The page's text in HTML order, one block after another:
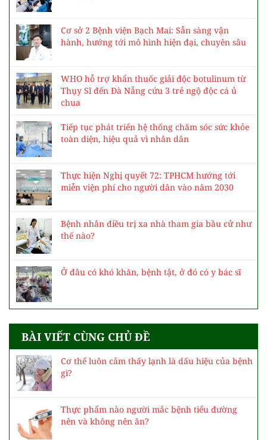
Cơ sở 2 Bệnh viện Bạch Mai: Sẵn sàng vận
hành, hướng tới mô hình hiện đại, chuyên sâu
WHO hỗ trợ khẩn thuốc giải độc botulinum từ
Thụy Sĩ đến Đà Nẵng cứu 3 trẻ ngộ độc cá ủ
chua
Tiếp tục phát triển hệ thống chăm sóc sức khỏe
toàn diện, hiệu quả vì nhân dân
Thực hiện Nghị quyết 72: TPHCM hướng tới
miễn viện phí cho người dân vào năm 2030
Bệnh nhân điều trị xa nhà tham gia bầu cử như
thế nào?
Ở đâu có khó khăn, bệnh tật, ở đó có y bác sĩ
BÀI VIẾT CÙNG CHỦ ĐỀ
Cơ thể luôn cảm thấy lạnh là dấu hiệu của bệnh
gì?
Thực phẩm nào người mắc bệnh tiểu đường
nên và không nên ăn?